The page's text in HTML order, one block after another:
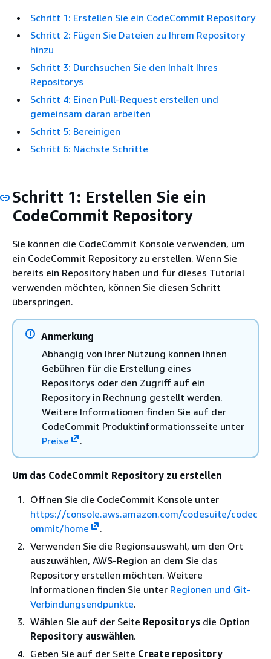
Schritt 1: Erstellen Sie ein CodeCommit Repository
Schritt 2: Fügen Sie Dateien zu Ihrem Repository
hinzu
Schritt 3: Durchsuchen Sie den Inhalt Ihres
Repositorys
Schritt 4: Einen Pull-Request erstellen und
gemeinsam daran arbeiten
Schritt 5: Bereinigen
Schritt 6: Nächste Schritte
Schritt 1: Erstellen Sie ein
CodeCommit Repository
Sie können die CodeCommit Konsole verwenden, um
ein CodeCommit Repository zu erstellen. Wenn Sie
bereits ein Repository haben und für dieses Tutorial
verwenden möchten, können Sie diesen Schritt
überspringen.
Anmerkung
Abhängig von Ihrer Nutzung können Ihnen
Gebühren für die Erstellung eines
Repositorys oder den Zugriff auf ein
Repository in Rechnung gestellt werden.
Weitere Informationen finden Sie auf der
CodeCommit Produktinformationsseite unter
Preise
.
Um das CodeCommit Repository zu erstellen
Öffnen Sie die CodeCommit Konsole unter
https://console.aws.amazon.com/codesuite/codec
ommit/home
.
Verwenden Sie die Regionsauswahl, um den Ort
auszuwählen, AWS-Region an dem Sie das
Repository erstellen möchten. Weitere
Informationen finden Sie unter Regionen und Git-
Verbindungsendpunkte.
Wählen Sie auf der Seite Repositorys die Option
Repository auswählen.
Geben Sie auf der Seite Create repository